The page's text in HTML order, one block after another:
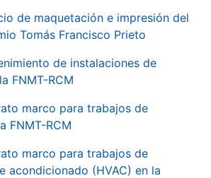
de maquetación e impresión del
Tomás Francisco Prieto
de instalaciones de
FNMT-RCM
marco para trabajos de
FNMT-RCM
marco para trabajos de
acondicionado (HVAC) en la